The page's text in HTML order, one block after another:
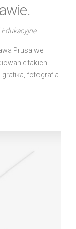
Prusa we
takich
grafika, fotografia